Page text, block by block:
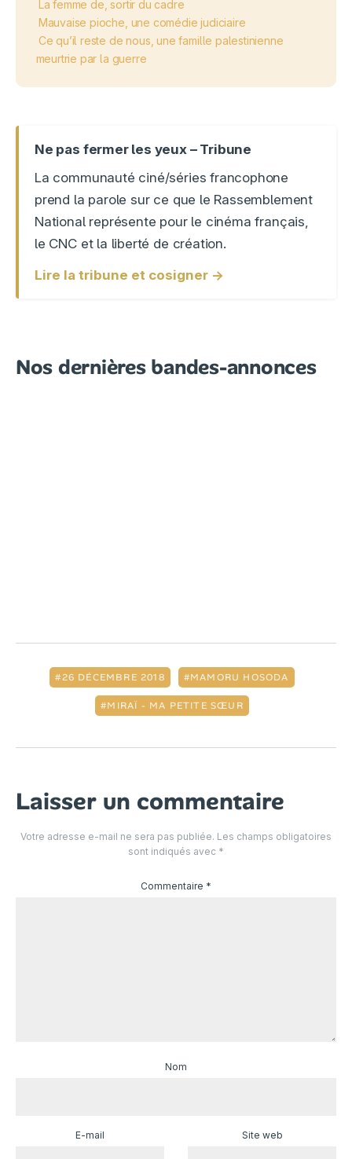
La femme de, sortir du cadre
Mauvaise pioche, une comédie judiciaire
Ce qu’il reste de nous, une famille palestinienne
meurtrie par la guerre
Ne pas fermer les yeux – Tribune
La communauté ciné/séries francophone
prend la parole sur ce que le Rassemblement
National représente pour le cinéma français,
le CNC et la liberté de création.
Lire la tribune et cosigner →
Nos dernières bandes-annonces
26 DÉCEMBRE 2018 MAMORU HOSODA
MIRAÏ - MA PETITE SŒUR
Laisser un commentaire
Votre adresse e-mail ne sera pas publiée. Les champs obligatoires
sont indiqués avec *
Commentaire *
Nom
E-mail Site web